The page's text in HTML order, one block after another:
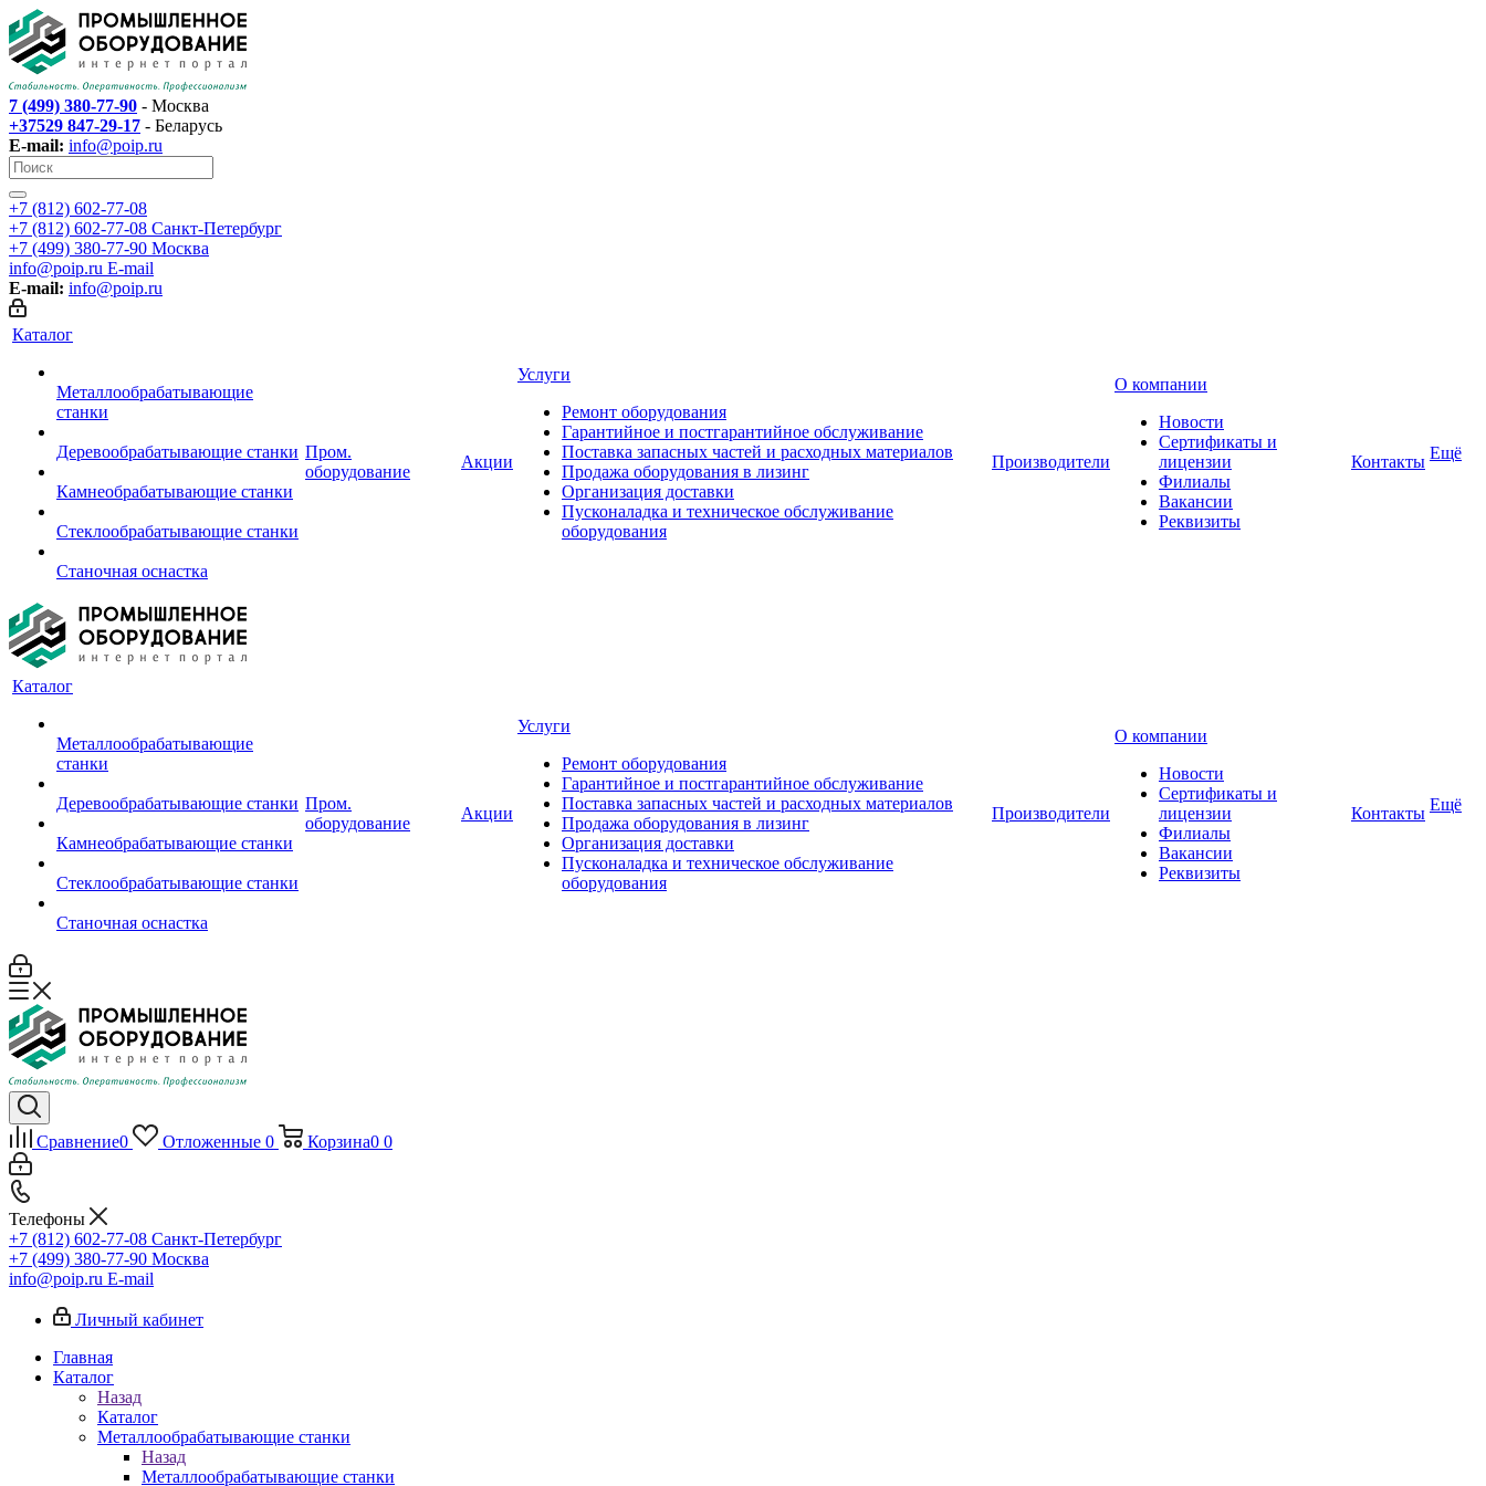
7 (499) 380-77-90 - Москва
+37529 847-29-17 - Беларусь
E-mail: info@poip.ru
+7 (812) 602-77-08
+7 (812) 602-77-08 Санкт-Петербург
+7 (499) 380-77-90 Москва
info@poip.ru E-mail
E-mail: info@poip.ru
Каталог
Металлообрабатывающие
станки
Деревообрабатывающие станки
Камнеобрабатывающие станки
Стеклообрабатывающие станки
Станочная оснастка
Пром.
оборудование
Акции
Услуги
Ремонт оборудования
Гарантийное и постгарантийное обслуживание
Поставка запасных частей и расходных материалов
Продажа оборудования в лизинг
Организация доставки
Пусконаладка и техническое обслуживание
оборудования
Производители
О компании
Новости
Сертификаты и
лицензии
Филиалы
Вакансии
Реквизиты
Контакты Ещё
Каталог
Металлообрабатывающие
станки
Деревообрабатывающие станки
Камнеобрабатывающие станки
Стеклообрабатывающие станки
Станочная оснастка
Пром.
оборудование
Акции
Услуги
Ремонт оборудования
Гарантийное и постгарантийное обслуживание
Поставка запасных частей и расходных материалов
Продажа оборудования в лизинг
Организация доставки
Пусконаладка и техническое обслуживание
оборудования
Производители
О компании
Новости
Сертификаты и
лицензии
Филиалы
Вакансии
Реквизиты
Контакты Ещё
Сравнение0 Отложенные 0 Корзина0 0
Телефоны
+7 (812) 602-77-08 Санкт-Петербург
+7 (499) 380-77-90 Москва
info@poip.ru E-mail
Личный кабинет
Главная
Каталог
Назад
Каталог
Металлообрабатывающие станки
Назад
Металлообрабатывающие станки